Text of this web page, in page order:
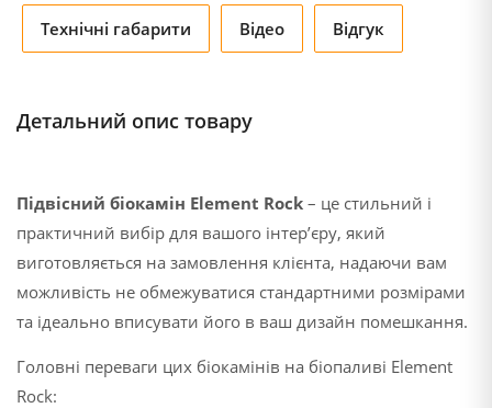
Технічні габарити Відео Відгук
Детальний опис товару
Підвісний біокамін Element Rock – це стильний і
практичний вибір для вашого інтер’єру, який
виготовляється на замовлення клієнта, надаючи вам
можливість не обмежуватися стандартними розмірами
та ідеально вписувати його в ваш дизайн помешкання.
Головні переваги цих біокамінів на біопаливі Element
Rock: